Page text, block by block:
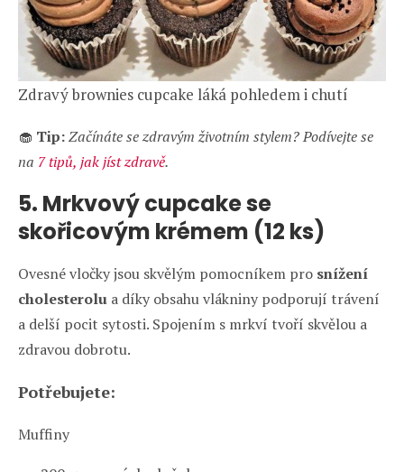
Zdravý brownies cupcake láká pohledem i chutí
🧁 Tip:Začínáte se zdravým životním stylem? Podívejte se
na 7 tipů, jak jíst zdravě.
5. Mrkvový cupcake se
skořicovým krémem (12 ks)
Ovesné vločky jsou skvělým pomocníkem pro snížení
cholesterolu a díky obsahu vlákniny podporují trávení
a delší pocit sytosti. Spojením s mrkví tvoří skvělou a
zdravou dobrotu.
Potřebujete:
Muffiny